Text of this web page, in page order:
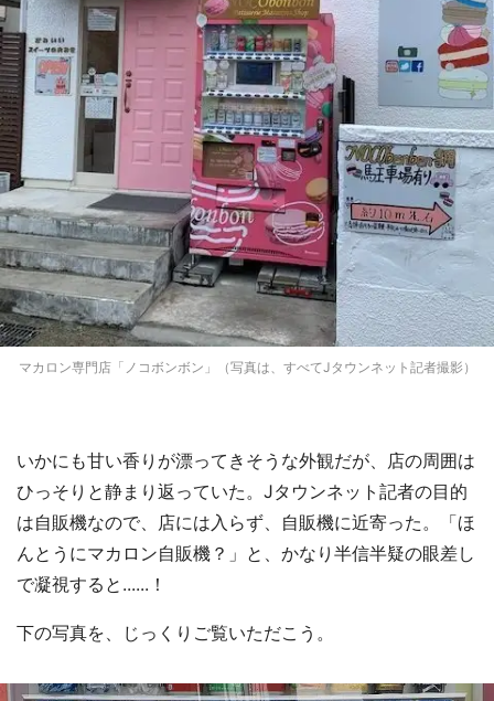
マカロン専門店「ノコボンボン」（写真は、すべてJタウンネット記者撮影）
いかにも甘い香りが漂ってきそうな外観だが、店の周囲は
ひっそりと静まり返っていた。Jタウンネット記者の目的
は自販機なので、店には入らず、自販機に近寄った。「ほ
んとうにマカロン自販機？」と、かなり半信半疑の眼差し
で凝視すると......！
下の写真を、じっくりご覧いただこう。